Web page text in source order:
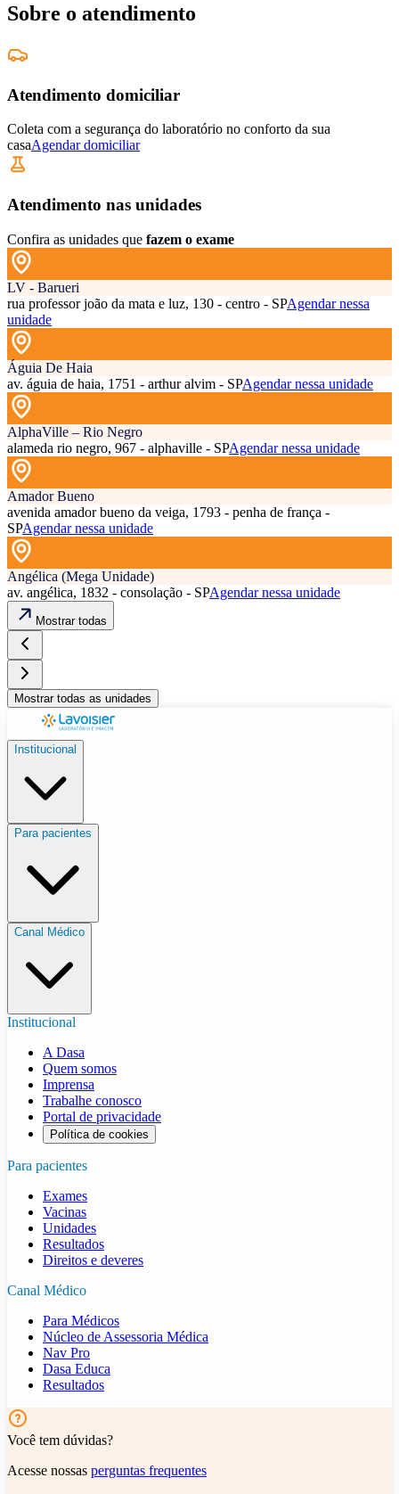
Sobre o atendimento
Atendimento domiciliar
Coleta com a segurança do laboratório no conforto da sua
casaAgendar domiciliar
Atendimento nas unidades
Confira as unidades que fazem o exame
LV - Barueri
rua professor joão da mata e luz, 130 - centro - SPAgendar nessa
unidade
Águia De Haia
av. águia de haia, 1751 - arthur alvim - SPAgendar nessa unidade
AlphaVille – Rio Negro
alameda rio negro, 967 - alphaville - SPAgendar nessa unidade
Amador Bueno
avenida amador bueno da veiga, 1793 - penha de frança -
SPAgendar nessa unidade
Angélica (Mega Unidade)
av. angélica, 1832 - consolação - SPAgendar nessa unidade
Mostrar todas
Mostrar todas as unidades
Institucional
Para pacientes
Canal Médico
Institucional
A Dasa
Quem somos
Imprensa
Trabalhe conosco
Portal de privacidade
Política de cookies
Para pacientes
Exames
Vacinas
Unidades
Resultados
Direitos e deveres
Canal Médico
Para Médicos
Núcleo de Assessoria Médica
Nav Pro
Dasa Educa
Resultados
Você tem dúvidas?
Acesse nossas perguntas frequentes